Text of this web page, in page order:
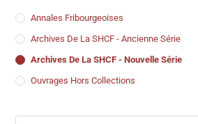
Annales Fribourgeoises
Archives De La SHCF - Ancienne Série
Archives De La SHCF - Nouvelle Série
Ouvrages Hors Collections